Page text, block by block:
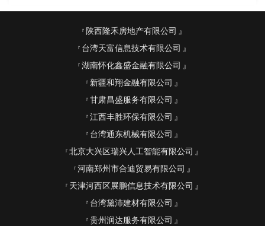
陕西隆禾房地产有限公司
台湾天富信息技术有限公司
湖南怀化鑫盛金融有限公司
新疆和翔金融有限公司
甘肃昌盛服务有限公司
江西丰胜环保有限公司
台湾通东机械有限公司
北京大兴区瑞兴人工智能有限公司
河南郑州市合迪贸易有限公司
天津河西区展鹏信息技术有限公司
台湾黛沛建材有限公司
贵州润达服务有限公司